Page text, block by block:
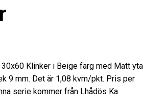
Klinker i Beige färg med Matt
9 mm. Det är 1,08 kvm/pkt. Pris per
serie kommer från Lhådös Ka